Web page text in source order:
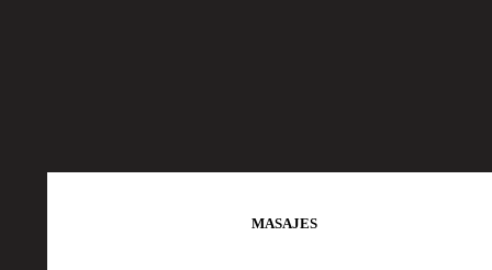
MASAJES